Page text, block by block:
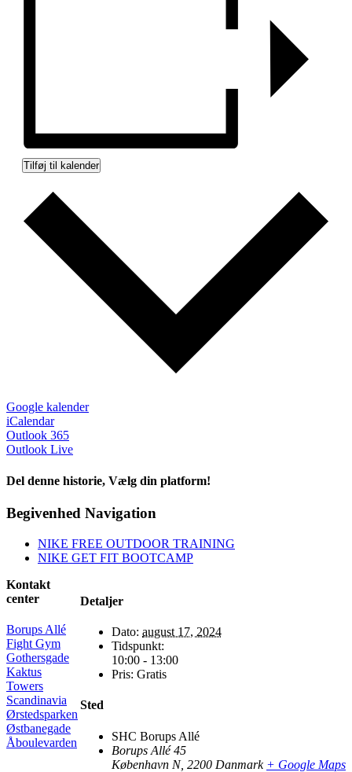
Tilføj til kalender
Google kalender
iCalendar
Outlook 365
Outlook Live
Del denne historie, Vælg din platform!
Facebook
X
Reddit
LinkedIn
WhatsApp
Telegram
Tumblr
Pinterest
Vk
Xing
E-
mail
Begivenhed Navigation
NIKE FREE OUTDOOR TRAINING
NIKE GET FIT BOOTCAMP
Detaljer
Dato: august 17, 2024
Tidspunkt:
10:00 - 13:00
Pris: Gratis
Sted
SHC Borups Allé
Borups Allé 45
København N, 2200 Danmark + Google Maps
Kontakt
center
Borups Allé
Fight Gym
Gothersgade
Kaktus
Towers
Scandinavia
Ørstedsparken
Østbanegade
Åboulevarden